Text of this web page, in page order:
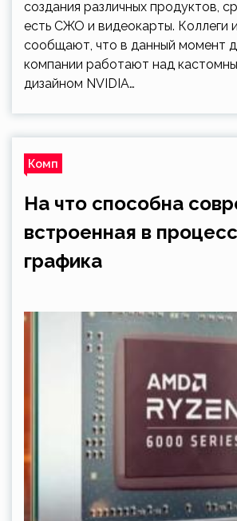
создания различных продуктов,
есть СЖО и видеокарты. Коллеги
сообщают, что в данный момент
компании работают над
дизайном NVIDIA…
Комп
На что способна
встроенная в
графика